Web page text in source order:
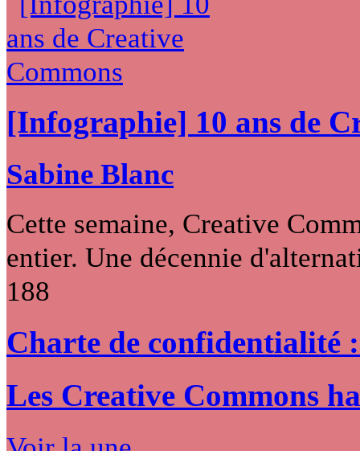
[Infographie] 10 ans de
Sabine Blanc
Cette semaine, Creative
entier. Une décennie
188
Charte de confidentialité
Les Creative Commons